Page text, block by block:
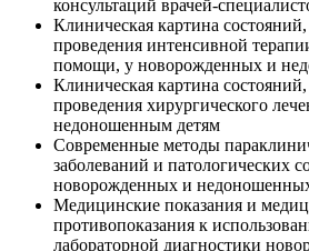
консультаций врачей-
Клиническая картина
проведения интенсивной
помощи, у новорожденных и
Клиническая картина
проведения хирургического
недоношенным детям
Современные методы
заболеваний и патологических
новорожденных и
Медицинские показания и
противопоказания к
лабораторной диагностики